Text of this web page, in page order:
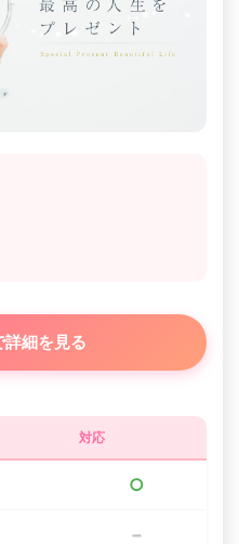
細を見る
対応
○
−